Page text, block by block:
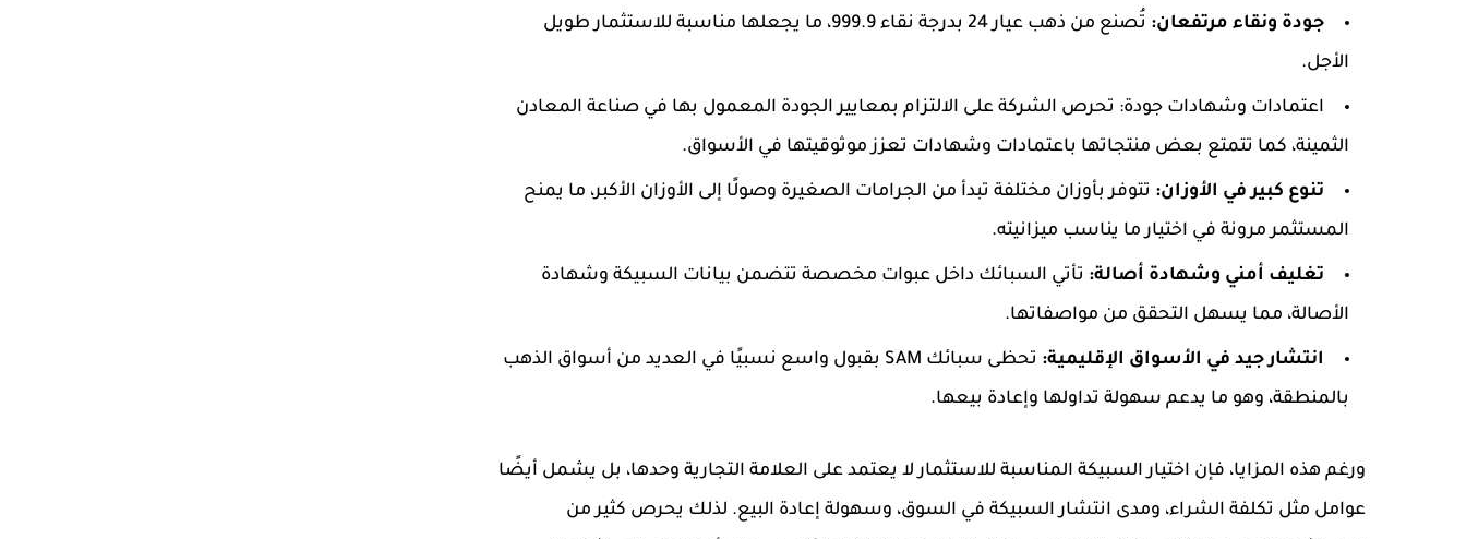
جودة ونقاء مرتفعان:
تُصنع من ذهب عيار 24 بدرجة نقاء 999.9، ما يجعلها مناسبة للاستثمار طويل
الأجل.
اعتمادات وشهادات جودة: تحرص الشركة على الالتزام بمعايير الجودة المعمول بها في صناعة المعادن
الثمينة، كما تتمتع بعض منتجاتها باعتمادات وشهادات تعزز موثوقيتها في الأسواق.
تنوع كبير في الأوزان: تتوفر بأوزان مختلفة تبدأ من الجرامات الصغيرة وصولًا إلى الأوزان الأكبر، ما يمنح
المستثمر مرونة في اختيار ما يناسب ميزانيته.
تغليف أمني وشهادة أصالة: تأتي السبائك داخل عبوات مخصصة تتضمن بيانات السبيكة وشهادة
الأصالة، مما يسهل التحقق من مواصفاتها.
انتشار جيد في الأسواق الإقليمية:
تحظى سبائك SAM بقبول واسع نسبيًا في العديد من أسواق الذهب
بالمنطقة، وهو ما يدعم سهولة تداولها وإعادة بيعها.
ورغم هذه المزايا، فإن اختيار السبيكة المناسبة للاستثمار لا يعتمد على العلامة التجارية وحدها، بل يشمل أيضًا
عوامل مثل تكلفة الشراء، ومدى انتشار السبيكة في السوق، وسهولة إعادة البيع. لذلك يحرص كثير من